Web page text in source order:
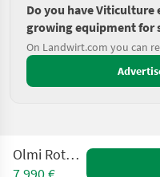
Do you have
growing equipment for
On Landwirt.com you can
Olmi Rotoripper
7.990 €